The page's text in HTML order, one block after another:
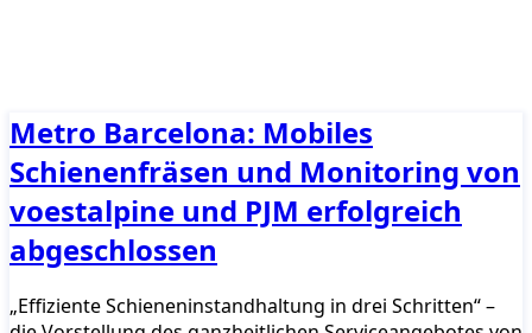
Metro Barcelona: Mobiles
Schienenfräsen und Monitoring von
voestalpine und PJM erfolgreich
abgeschlossen
„Effiziente Schieneninstandhaltung in drei Schritten“ –